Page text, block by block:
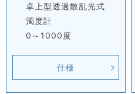
卓上型透過散乱光式
濁度計
0～1000度
仕様